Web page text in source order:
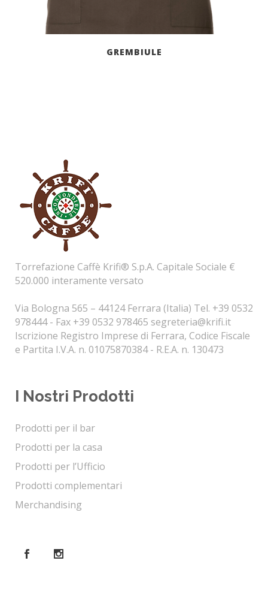
GREMBIULE
Torrefazione Caffè Krifi® S.p.A. Capitale Sociale €
520.000 interamente versato
Via Bologna 565 – 44124 Ferrara (Italia) Tel. +39 0532
978444 - Fax +39 0532 978465 segreteria@krifi.it
Iscrizione Registro Imprese di Ferrara, Codice Fiscale
e Partita I.V.A. n. 01075870384 - R.E.A. n. 130473
I Nostri Prodotti
Prodotti per il bar
Prodotti per la casa
Prodotti per l’Ufficio
Prodotti complementari
Merchandising